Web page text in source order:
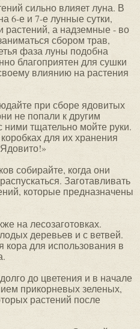
сильно влияет луна. В
6-е и 7-е лунные сутки,
растений, а надземные - во
сбором трав,
фаза луны подобна
благоприятен для сушки
влиянию на растения
при сборе ядовитых
не попали к другим
ними тщательно мойте руки.
для их хранения
собирайте, когда они
Заготавливать
которые предназначены
на лесозаготовках.
деревьев и с ветвей.
для использования в
до цветения и в начале
прикорневых зеленых,
растений после